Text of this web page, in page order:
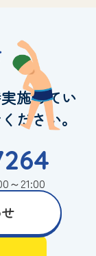
施してい
ださい。
～21:00